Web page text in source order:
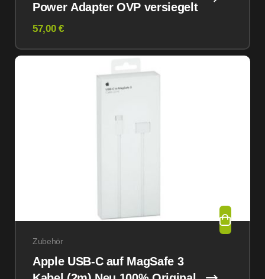
Power Adapter OVP versiegelt
57,00 €
Zubehör
Apple USB-C auf MagSafe 3